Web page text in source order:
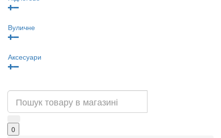
Вуличне
Аксесуари
0